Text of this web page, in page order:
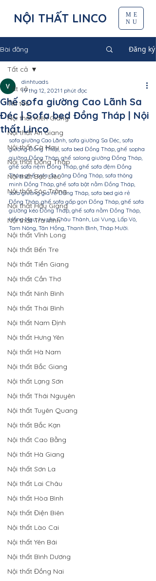
NỘI THẤT LINCO
ME
NU
Bài đăng Đăng ký
Tất cả
Tin tức
Nội thất Kiên Giang
Nội thất An Giang
Nội thất Cà Mau
Nội thất Đồng Tháp
Nội thất Bạc Liêu
Nội thất Sóc Trăng
Nội thất Hậu Giang
Nội thất Trà Vinh
Nội thất Vĩnh Long
Nội thất Bến Tre
Nội thất Tiền Giang
Nội thất Cần Thơ
Nội thất Ninh Bình
Nội thất Thái Bình
Nội thất Nam Định
Nội thất Hưng Yên
Nội thất Hà Nam
Nội thất Bắc Giang
Nội thất Lạng Sơn
Nội thất Thái Nguyên
Nội thất Tuyên Quang
Nội thất Bắc Kạn
Nội thất Cao Bằng
Nội thất Hà Giang
Nội thất Sơn La
Nội thất Lai Châu
Nội thất Hòa Bình
Nội thất Điện Biên
Nội thất Lào Cai
Nội thất Yên Bái
Nội thất Bình Dương
Nội thất Đồng Nai
Tất cả
Ghế sofa giường Cao Lãnh Sa
Đéc | Sofa bed Đồng Tháp | Nội
thất Linco
dinhtuads
19 thg 12, 2021 1 phút đọc
sofa giường Cao Lãnh, sofa giường Sa Đéc, sofa
giường Đồng Tháp, sofa bed Đồng Tháp, ghế sopha
giường Đồng Tháp, ghế salong giường Đồng Tháp,
ghế sofa nệm Đồng Tháp, ghế sofa đệm Đồng
Tháp, ghế sofa đa năng Đồng Tháp, sofa thông
minh Đồng Tháp, ghế sofa bật nằm Đồng Tháp,
sofa giường giá rẻ Đồng Tháp, sofa bed giá rẻ
Đồng Tháp, ghế sofa gấp gọn Đồng Tháp, ghế sofa
giường kéo Đồng Tháp, ghế sofa nằm Đồng Tháp,
Hồng Ngự, huyện Châu Thành, Lai Vung, Lấp Vò,
Tam Nông, Tân Hồng, Thanh Bình, Tháp Mười.